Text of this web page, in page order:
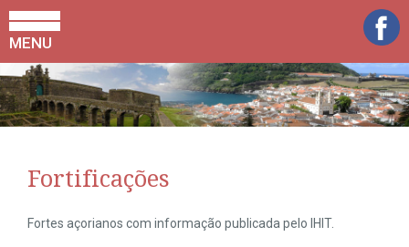
MENU
Fortificações
Fortes açorianos com informação publicada pelo IHIT.